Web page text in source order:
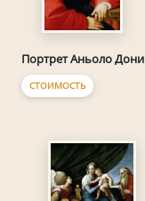
Портрет Аньоло Дони
СТОИМОСТЬ